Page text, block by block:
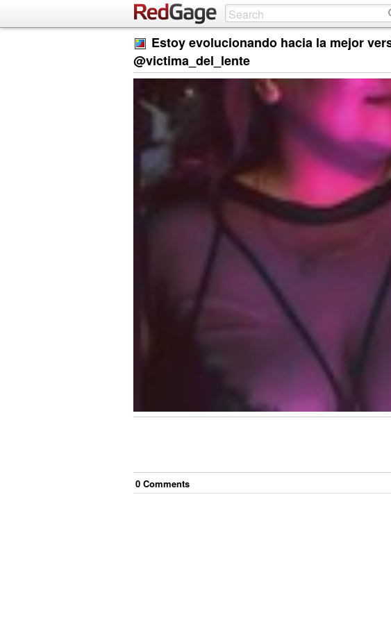
Estoy evolucionando hacia la mejor
@victima_del_lente
0 Comments